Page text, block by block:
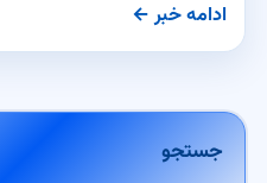
ادامه خبر ←
جستجو